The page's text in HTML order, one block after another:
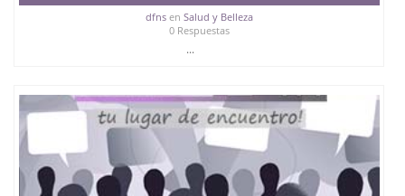
dfnsen Salud y Belleza
0 Respuestas
...